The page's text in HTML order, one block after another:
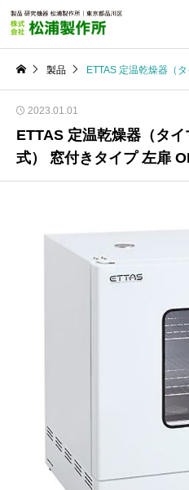
製品 ETTAS 定温乾燥器（
2023.01.01
ETTAS 定温乾燥器（タ
式） 窓付きタイプ 左扉